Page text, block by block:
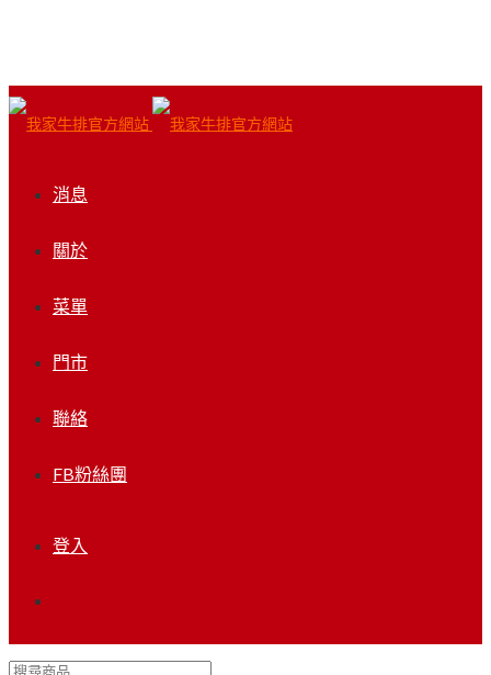
消息
關於
菜單
門市
聯絡
FB粉絲團
登入